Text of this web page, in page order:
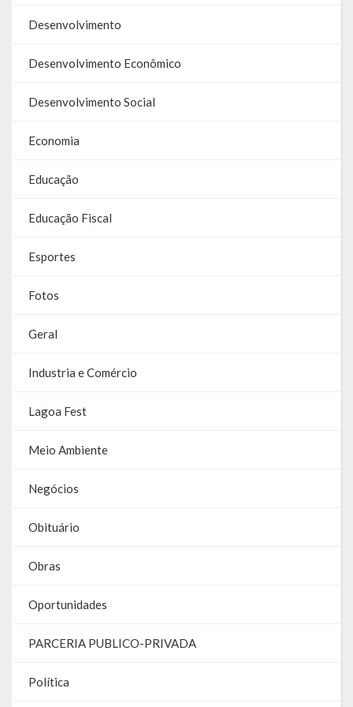
Galeria de Soberanas
Planos
Publicações Oficiais
SIAFIC
Contas
LicitaCon Cidadão
Prestação de Contas
Demonstrativos Contábeis
Legislativo
Desenvolvimento
Desenvolvimento Econômico
Desenvolvimento Social
Economia
Educação
Educação Fiscal
Esportes
Fotos
Geral
Industria e Comércio
Lagoa Fest
Meio Ambiente
Negócios
Obituário
Obras
Oportunidades
PARCERIA PUBLICO-PRIVADA
Política